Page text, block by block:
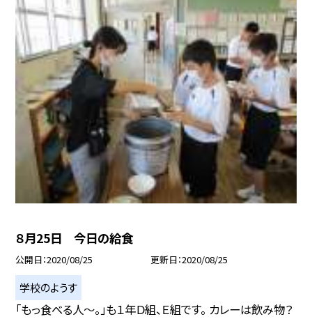
８月25日 今日の給食
公開日 2020/08/25 更新日 2020/08/25
学校のようす
「もっ食べる人〜。」も１年Ｄ組、Ｅ組です。 カレーは飲み物？